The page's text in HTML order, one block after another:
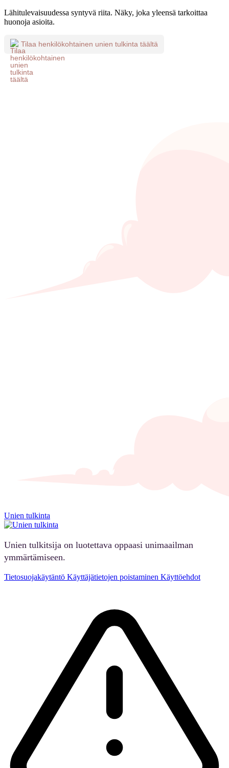
Lähitulevaisuudessa syntyvä riita. Näky, joka yleensä tarkoittaa
huonoja asioita.
Tilaa henkilökohtainen unien tulkinta täältä
Unien tulkinta
Unien tulkitsija on luotettava oppaasi unimaailman
ymmärtämiseen.
Tietosuojakäytäntö Käyttäjätietojen poistaminen Käyttöehdot